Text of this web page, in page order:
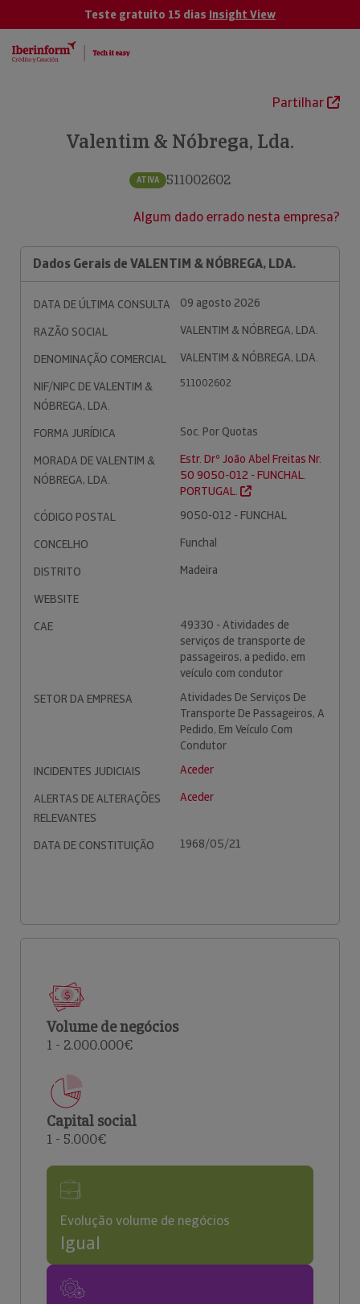
Teste gratuito 15 dias Insight View
Partilhar
Valentim & Nóbrega, Lda.
ATIVA 511002602
Algum dado errado nesta empresa?
Dados Gerais de VALENTIM & NÓBREGA, LDA.
DATA DE ÚLTIMA CONSULTA
09 agosto 2026
RAZÃO SOCIAL
VALENTIM & NÓBREGA, LDA.
DENOMINAÇÃO COMERCIAL
VALENTIM & NÓBREGA, LDA.
NIF/NIPC DE VALENTIM &
NÓBREGA, LDA.
511002602
FORMA JURÍDICA
Soc. Por Quotas
MORADA DE VALENTIM &
NÓBREGA, LDA.
Estr. Drº João Abel Freitas Nr.
50 9050-012 - FUNCHAL.
PORTUGAL.
CÓDIGO POSTAL
9050-012 - FUNCHAL
CONCELHO
Funchal
DISTRITO
Madeira
WEBSITE
CAE
49330 - Atividades de
serviços de transporte de
passageiros, a pedido, em
veículo com condutor
SETOR DA EMPRESA
Atividades De Serviços De
Transporte De Passageiros, A
Pedido, Em Veículo Com
Condutor
INCIDENTES JUDICIAIS
Aceder
ALERTAS DE ALTERAÇÕES
RELEVANTES
Aceder
DATA DE CONSTITUIÇÃO 1968/05/21
Volume de negócios
1 - 2.000.000€
Capital social
1 - 5.000€
Evolução volume de negócios
Igual